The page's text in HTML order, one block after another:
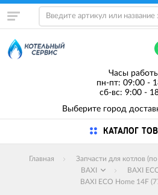
Часы
пн-пт: 09:00 -
сб-вс: 9:00 -
Выберите город
КАТАЛОГ
Главная
Запчасти для котлов
BAXI
BAXI
BAXI ECO Home 14F